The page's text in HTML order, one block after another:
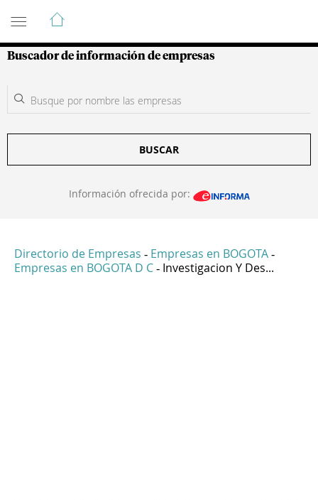
Guía de Empresas Colombianas
Buscador de información de empresas
BUSCAR
Información ofrecida por:
Directorio de Empresas - Empresas en BOGOTA -
Empresas en BOGOTA D C - Investigacion Y Des...